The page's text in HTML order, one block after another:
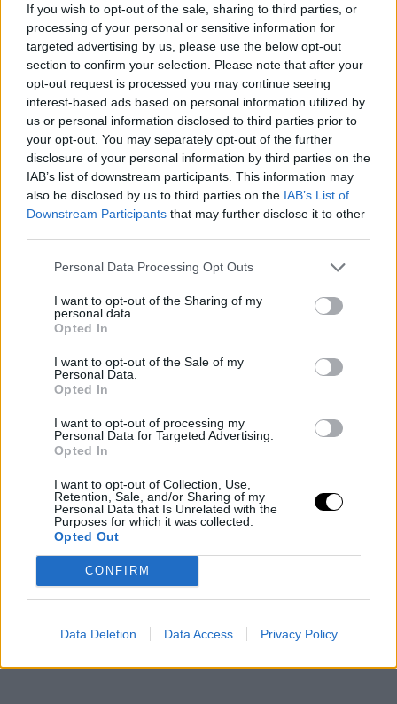
If you wish to opt-out of the sale, sharing to third parties, or
processing of your personal or sensitive information for
targeted advertising by us, please use the below opt-out
section to confirm your selection. Please note that after your
opt-out request is processed you may continue seeing
interest-based ads based on personal information utilized by
us or personal information disclosed to third parties prior to
your opt-out. You may separately opt-out of the further
disclosure of your personal information by third parties on the
IAB’s list of downstream participants. This information may
also be disclosed by us to third parties on the IAB’s List of
Downstream Participants that may further disclose it to other
Personal Data Processing Opt Outs
I want to opt-out of the Sharing of my
personal data.
Opted In
I want to opt-out of the Sale of my
Personal Data.
Opted In
I want to opt-out of processing my
Personal Data for Targeted Advertising.
Opted In
I want to opt-out of Collection, Use,
Retention, Sale, and/or Sharing of my
Personal Data that Is Unrelated with the
Purposes for which it was collected.
Opted Out
CONFIRM
Data Deletion Data Access Privacy Policy
de victorias".